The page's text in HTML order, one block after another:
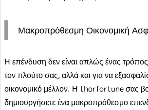
Μακροπρόθεσμη Οικονομική
Η επένδυση δεν είναι απλώς ένας
τον πλούτο σας, αλλά και για να
οικονομικό μέλλον. Η thorfortune σας
δημιουργήσετε ένα μακροπρόθεσμο